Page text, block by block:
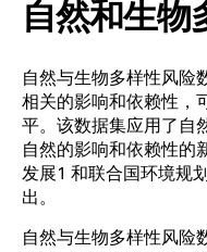
自然和生物
自然与生物多样性风险
相关的影响和依赖性，
平。该数据集应用了自
自然的影响和依赖性的
发展1 和联合国环境规
出。
自然与生物多样性风险